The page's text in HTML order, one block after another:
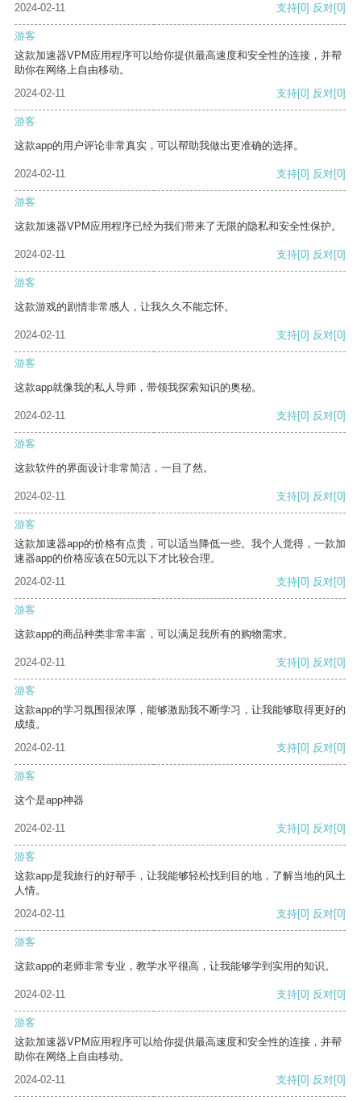
2024-02-11 支持[0] 反对[0]
游客
这款加速器VPM应用程序可以给你提供最高速度和安全性的连接，并帮
助你在网络上自由移动。
2024-02-11
支持[0] 反对[0]
游客
这款app的用户评论非常真实，可以帮助我做出更准确的选择。
2024-02-11 支持[0] 反对[0]
游客
这款加速器VPM应用程序已经为我们带来了无限的隐私和安全性保护。
2024-02-11 支持[0] 反对[0]
游客
这款游戏的剧情非常感人，让我久久不能忘怀。
2024-02-11 支持[0] 反对[0]
游客
这款app就像我的私人导师，带领我探索知识的奥秘。
2024-02-11 支持[0] 反对[0]
游客
这款软件的界面设计非常简洁，一目了然。
2024-02-11 支持[0] 反对[0]
游客
这款加速器app的价格有点贵，可以适当降低一些。我个人觉得，一款加
速器app的价格应该在50元以下才比较合理。
2024-02-11
支持[0] 反对[0]
游客
这款app的商品种类非常丰富，可以满足我所有的购物需求。
2024-02-11 支持[0] 反对[0]
游客
这款app的学习氛围很浓厚，能够激励我不断学习，让我能够取得更好的
成绩。
2024-02-11
支持[0] 反对[0]
游客
这个是app神器
2024-02-11 支持[0] 反对[0]
游客
这款app是我旅行的好帮手，让我能够轻松找到目的地，了解当地的风土
人情。
2024-02-11
支持[0] 反对[0]
游客
这款app的老师非常专业，教学水平很高，让我能够学到实用的知识。
2024-02-11 支持[0] 反对[0]
游客
这款加速器VPM应用程序可以给你提供最高速度和安全性的连接，并帮
助你在网络上自由移动。
2024-02-11
支持[0] 反对[0]